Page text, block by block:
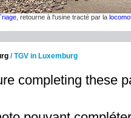
, retourne à l'usine tracté par la
/TGV in Luxemburg
completing these